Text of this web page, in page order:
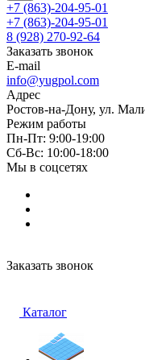
+7 (863)-204-95-01
+7 (863)-204-95-01
8 (928) 270-92-64
Заказать звонок
E-mail
info@yugpol.com
Адрес
Ростов-на-Дону, ул.
Режим работы
Пн-Пт: 9:00-19:00
Cб-Вс: 10:00-18:00
Мы в соцсетях
Заказать звонок
Каталог